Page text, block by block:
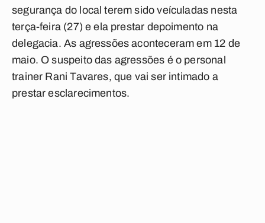
segurança do local terem sido veículadas nesta
terça-feira (27) e ela prestar depoimento na
delegacia. As agressões aconteceram em 12 de
maio. O suspeito das agressões é o personal
trainer Rani Tavares, que vai ser intimado a
prestar esclarecimentos.